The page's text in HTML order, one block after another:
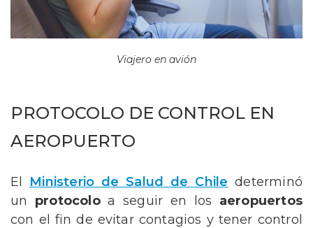
Viajero en avión
PROTOCOLO DE CONTROL EN
AEROPUERTO
El Ministerio de Salud de Chile determinó
un protocoloa seguir en los aeropuertos
con el fin de evitar contagios y tener control